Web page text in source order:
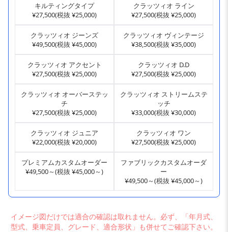
キルティングタイプ
¥27,500(税抜 ¥25,000)
クラッツィオ ライン
¥27,500(税抜 ¥25,000)
クラッツィオ ジーンズ
¥49,500(税抜 ¥45,000)
クラッツィオ ヴィンテージ
¥38,500(税抜 ¥35,000)
クラッツィオ アクセント
¥27,500(税抜 ¥25,000)
クラッツィオ D.D
¥27,500(税抜 ¥25,000)
クラッツィオ オーバーステッ
チ
¥27,500(税抜 ¥25,000)
クラッツィオ ストリームステ
ッチ
¥33,000(税抜 ¥30,000)
クラッツィオ ジュニア
¥22,000(税抜 ¥20,000)
クラッツィオ ワン
¥27,500(税抜 ¥25,000)
プレミアムカスタムオーダー
¥49,500～(税抜 ¥45,000～)
ファブリックカスタムオーダ
ー
¥49,500～(税抜 ¥45,000～)
イメージ図だけでは適合の確認は取れません。必ず、「年月式、
型式、乗車定員、グレード、適合形状」も併せてご確認下さい。